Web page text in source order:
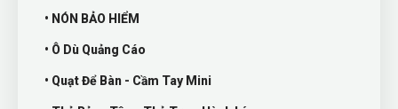
• NÓN BẢO HIỂM
• Ô Dù Quảng Cáo
• Quạt Để Bàn - Cầm Tay Mini